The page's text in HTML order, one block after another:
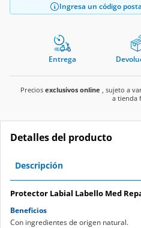
Ingresa un código
Entrega
Precios exclusivos online , sujeto a
a tienda
Detalles del producto
Descripción
Protector Labial Labello Med
Beneficios
Con ingredientes de origen natural.